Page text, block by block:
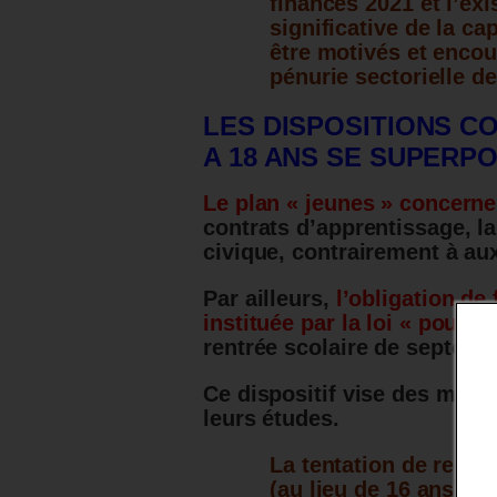
significative de la
être motivés et
pénurie sectorielle
LES DISPOSITIONS
A 18 ANS SE
Le plan « jeunes »
contrats d’apprentissage,
civique, contrairement à
Par ailleurs,
l’obligation
instituée par la loi « pour
rentrée scolaire de
Ce dispositif vise des
leurs études.
La tentation de
(au lieu de 16 ans) a